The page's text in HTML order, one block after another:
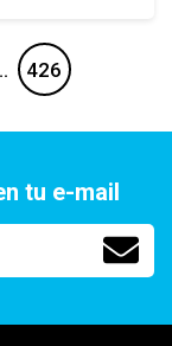
426
tu e-mail